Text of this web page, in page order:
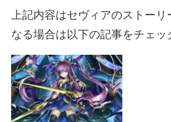
上記内容はセヴィアのストー
なる場合は以下の記事をチェッ